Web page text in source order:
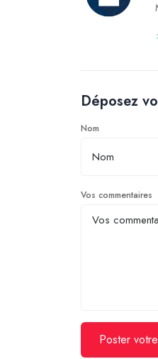
Déposez
Nom
Vos commentaires
Poster